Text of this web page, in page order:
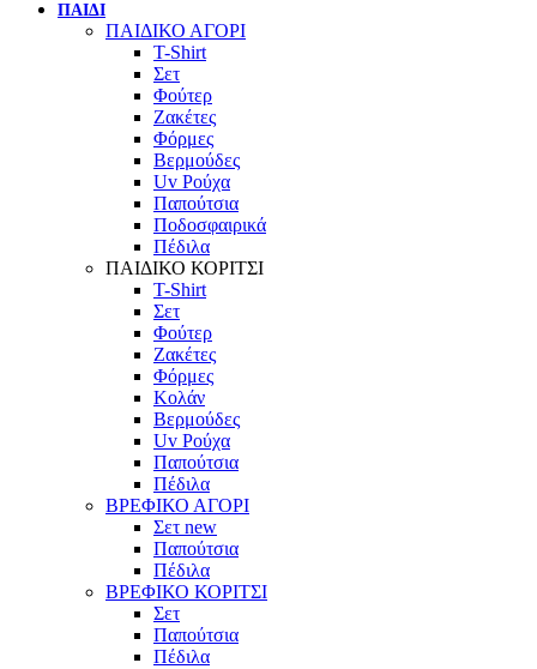
ΠΑΙΔΙ
ΠΑΙΔΙΚΟ ΑΓΟΡΙ
T-Shirt
Σετ
Φούτερ
Ζακέτες
Φόρμες
Βερμούδες
Uv Ρούχα
Παπούτσια
Ποδοσφαιρικά
Πέδιλα
ΠΑΙΔΙΚΟ ΚΟΡΙΤΣΙ
T-Shirt
Σετ
Φούτερ
Ζακέτες
Φόρμες
Κολάν
Βερμούδες
Uv Ρούχα
Παπούτσια
Πέδιλα
ΒΡΕΦΙΚΟ ΑΓΟΡΙ
Σετ new
Παπούτσια
Πέδιλα
ΒΡΕΦΙΚΟ ΚΟΡΙΤΣΙ
Σετ
Παπούτσια
Πέδιλα